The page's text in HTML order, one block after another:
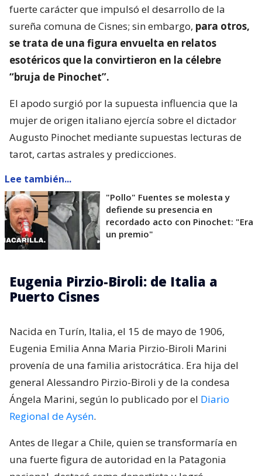
fuerte carácter que impulsó el desarrollo de la
sureña comuna de Cisnes; sin embargo, para otros,
se trata de una figura envuelta en relatos
esotéricos que la convirtieron en la célebre
“bruja de Pinochet”.
El apodo surgió por la supuesta influencia que la
mujer de origen italiano ejercía sobre el dictador
Augusto Pinochet mediante supuestas lecturas de
tarot, cartas astrales y predicciones.
Lee también...
"Pollo" Fuentes se molesta y
defiende su presencia en
recordado acto con Pinochet: "Era
un premio"
Eugenia Pirzio-Biroli: de Italia a
Puerto Cisnes
Nacida en Turín, Italia, el 15 de mayo de 1906,
Eugenia Emilia Anna Maria Pirzio-Biroli Marini
provenía de una familia aristocrática. Era hija del
general Alessandro Pirzio-Biroli y de la condesa
Ángela Marini, según lo publicado por el Diario
Regional de Aysén.
Antes de llegar a Chile, quien se transformaría en
una fuerte figura de autoridad en la Patagonia